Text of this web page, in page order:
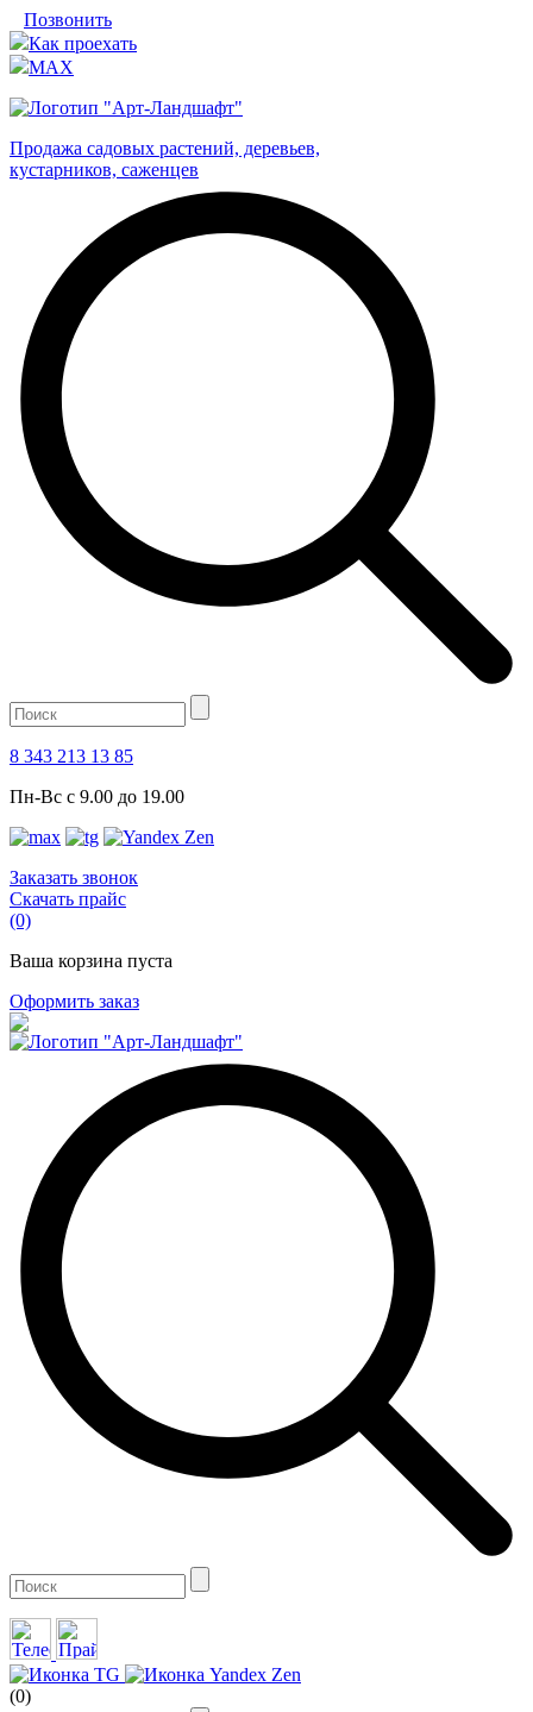
Позвонить
Как проехать
MAX
Продажа садовых растений, деревьев,
кустарников, саженцев
8 343 213 13 85
Пн-Вс с 9.00 до 19.00
Заказать звонок
Скачать прайс
(0)
Ваша корзина пуста
Оформить заказ
(0)